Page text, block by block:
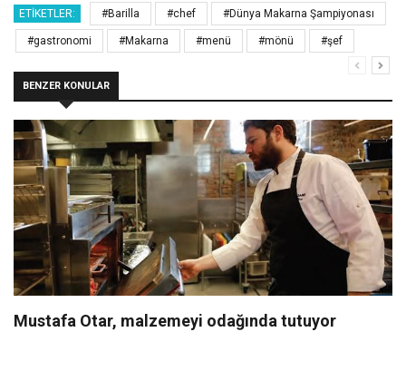
ETIKETLER: #Barilla #chef #Dünya Makarna Şampiyonası
#gastronomi #Makarna #menü #mönü #şef
BENZER KONULAR
Mustafa Otar, malzemeyi odağında tutuyor